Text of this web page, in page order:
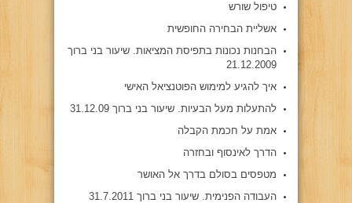
טיפול שורש
אשליית הבחירה החופשית
הבחנות נכונות בתפיסת המציאות. שיעור בני ברוך
21.12.2009
איך להגיע למימוש הפוטנציאל האישי
להתעלות מעל הבעיות. שיעור בני ברוך 31.12.09
אמת על חכמת הקבלה
הדרך לאינסוף ובחזרה
מטפסים בסולם בדרך אל האושר
העבודה הפנימית. שיעור בני ברוך 31.7.2011